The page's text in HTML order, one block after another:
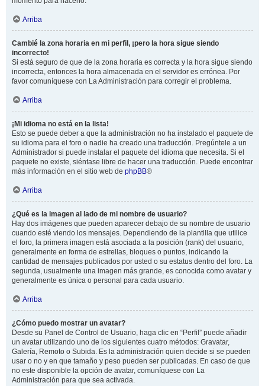
Arriba
Cambié la zona horaria en mi perfil, ¡pero la hora sigue siendo
incorrecto!
Si está seguro de que de la zona horaria es correcta y la hora sigue siendo
incorrecta, entonces la hora almacenada en el servidor es errónea. Por
favor comuníquese con La Administración para corregir el problema.
Arriba
¡Mi idioma no está en la lista!
Esto se puede deber a que la administración no ha instalado el paquete de
su idioma para el foro o nadie ha creado una traducción. Pregúntele a un
Administrador si puede instalar el paquete del idioma que necesita. Si el
paquete no existe, siéntase libre de hacer una traducción. Puede encontrar
más información en el sitio web de phpBB®
Arriba
¿Qué es la imagen al lado de mi nombre de usuario?
Hay dos imágenes que pueden aparecer debajo de su nombre de usuario
cuando esté viendo los mensajes. Dependiendo de la plantilla que utilice
el foro, la primera imagen está asociada a la posición (rank) del usuario,
generalmente en forma de estrellas, bloques o puntos, indicando la
cantidad de mensajes publicados por usted o su estatus dentro del foro. La
segunda, usualmente una imagen más grande, es conocida como avatar y
generalmente es única o personal para cada usuario.
Arriba
¿Cómo puedo mostrar un avatar?
Desde su Panel de Control de Usuario, haga clic en “Perfil” puede añadir
un avatar utilizando uno de los siguientes cuatro métodos: Gravatar,
Galería, Remoto o Subida. Es la administración quien decide si se pueden
usar o no y en que tamaño y peso pueden ser publicadas. En caso de que
no este disponible la opción de avatar, comuníquese con La
Administración para que sea activada.